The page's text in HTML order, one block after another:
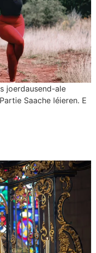
joerdausend-ale
Saache léieren. E